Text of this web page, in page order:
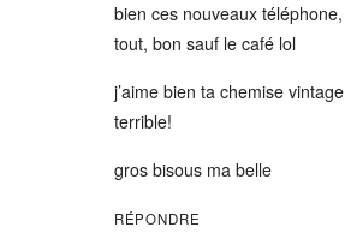
bien ces nouveaux
tout, bon sauf le café lol
j’aime bien ta chemise
terrible!
gros bisous ma belle
RÉPONDRE